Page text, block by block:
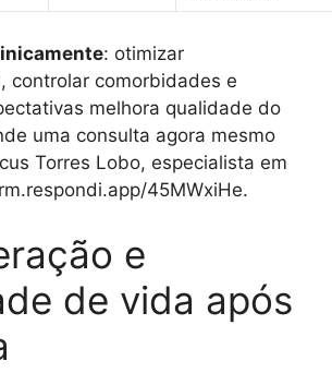
: otimizar
controlar comorbidades e
melhora qualidade do
uma consulta agora mesmo
Torres Lobo, especialista em
45MWxiHe.
e
de vida após